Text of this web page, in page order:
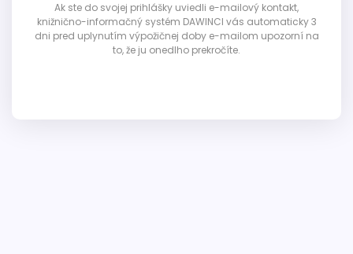
Ak ste do svojej prihlášky uviedli e-mailový kontakt,
knižnično-informačný systém DAWINCI vás automaticky 3
dni pred uplynutím výpožičnej doby e-mailom upozorní na
to, že ju onedlho prekročíte.